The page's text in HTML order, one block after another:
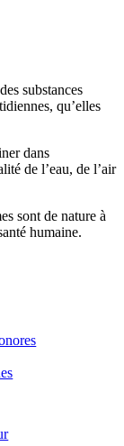
substances
qu’elles
dans
de l’eau, de l’air
sont de nature à
humaine.